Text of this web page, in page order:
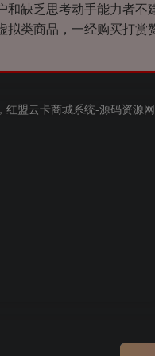
和缺乏思考动手能力者不
拟类商品，一经购买打赏